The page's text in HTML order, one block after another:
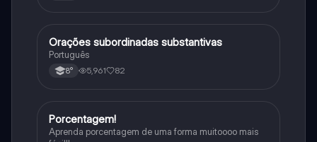
Português
Orações subordinadas substantivas
Português
8° 5,961 82
Matematica
Porcentagem!
Aprenda porcentagem de uma forma muitoooo mais